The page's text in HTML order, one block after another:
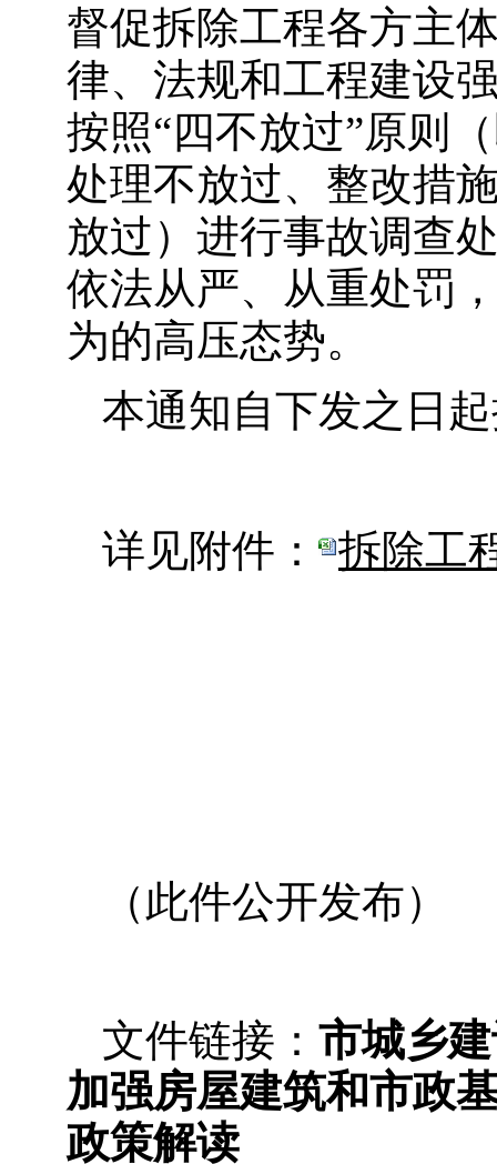
督促拆除工程各方主
律、法规和工程建设
按照“四不放过”原则
处理不放过、整改措
放过）进行事故调查
依法从严、从重处罚
为的高压态势。
本通知自下发之日
详见附件： 拆除工
（此件公开发布）
文件链接： 市城乡
加强房屋建筑和市政
政策解读